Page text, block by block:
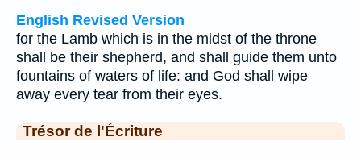
English Revised Version
for the Lamb which is in the midst of the throne
shall be their shepherd, and shall guide them unto
fountains of waters of life: and God shall wipe
away every tear from their eyes.
Trésor de l'Écriture